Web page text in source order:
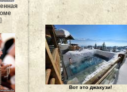
Вот это джакузи!